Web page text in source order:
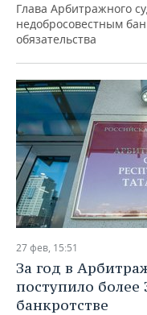
Глава Арбитражного
недобросовестным
обязательства
27 фев, 15:51
За год в
поступило более
банкротстве